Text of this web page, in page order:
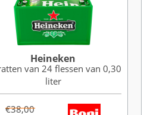
Heineken
van 24 flessen van 0,30
liter
€38,00